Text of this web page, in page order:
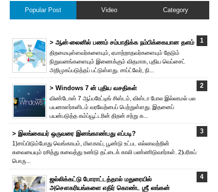
Popular Post Video Category
> ஆன்-லைனில் பணம் சம்பாதிக்க நம்பிக்கையான தளம்
திறமையுள்ளவர்களையும், ஏமாற்றாதவர்களையும் தேடும்
நிறுவனங்களையும் இணைக்கும் விதமாக, புதிய வெப்சைட்
அறிமுகப்படுத்தப் பட்டுள்ளது. சாப்ட்வேர், நி...
> Windows 7 ன் புதிய வசதிகள்
விண்டோஸ் 7 ஆப்பரேட்டிங் சிஸ்டம், விஸ்டா போல இல்லாமல் பல
பயனாளர்களிடம் வரவேற்பைப் பெற்றுள்ளது. இதனைப்
பயன்படுத்த கம்ப்யூட்டரின் திறன் சற்று க...
> இலங்கையர் ஒருவரை இனங்காண்பது எப்படி?
1)சாப்பிடும்போது வெங்காயம், மிளகாய், பூண்டு உட்பட எல்லாவற்றின்
சுவையையும் ரசித்து சுவைத்து உண்டு தட்டைக் காலி பண்ணிடுவார்கள். 2)பரிசுப்
பொரு...
ஜல்லிக்கட்டு போராட்டத்தால் மதுரையில்
அசௌகரியங்களை எதிர் கொண்ட ஶ்ரீ லங்கன்